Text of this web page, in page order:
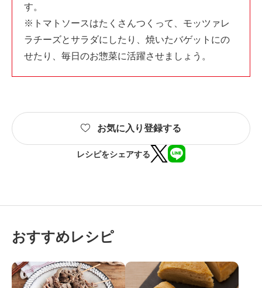
す。
※トマトソースはたくさんつくって、モッツァレ
ラチーズとサラダにしたり、焼いたバゲットにの
せたり、毎日のお惣菜に活躍させましょう。
お気に入り登録する
レシピをシェアする
おすすめレシピ